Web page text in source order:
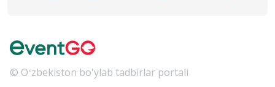
© Oʻzbekiston bo'ylab tadbirlar portali